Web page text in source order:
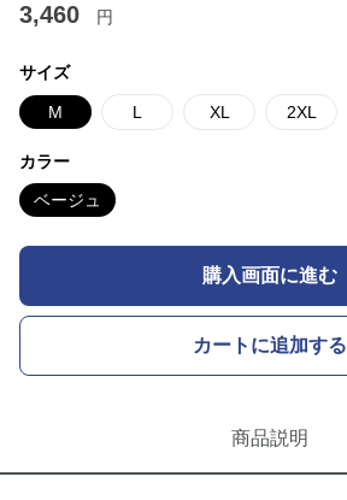
3,460 円
サイズ
M L XL 2XL
カラー
ベージュ
購入画面に進む
カートに追加する
商品説明